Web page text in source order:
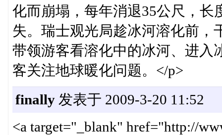
化而崩塌，每年消退35公尺，
失。瑞士观光局趁冰河溶化前，
带领游客看溶化中的冰河、进入
客关注地球暖化问题。</p>
finally发表于 2009-3-20 11:52
<a target="_blank" href="http://